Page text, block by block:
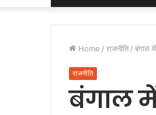
Home / राजनीति / बंगाल
राजनीति
बंगाल में